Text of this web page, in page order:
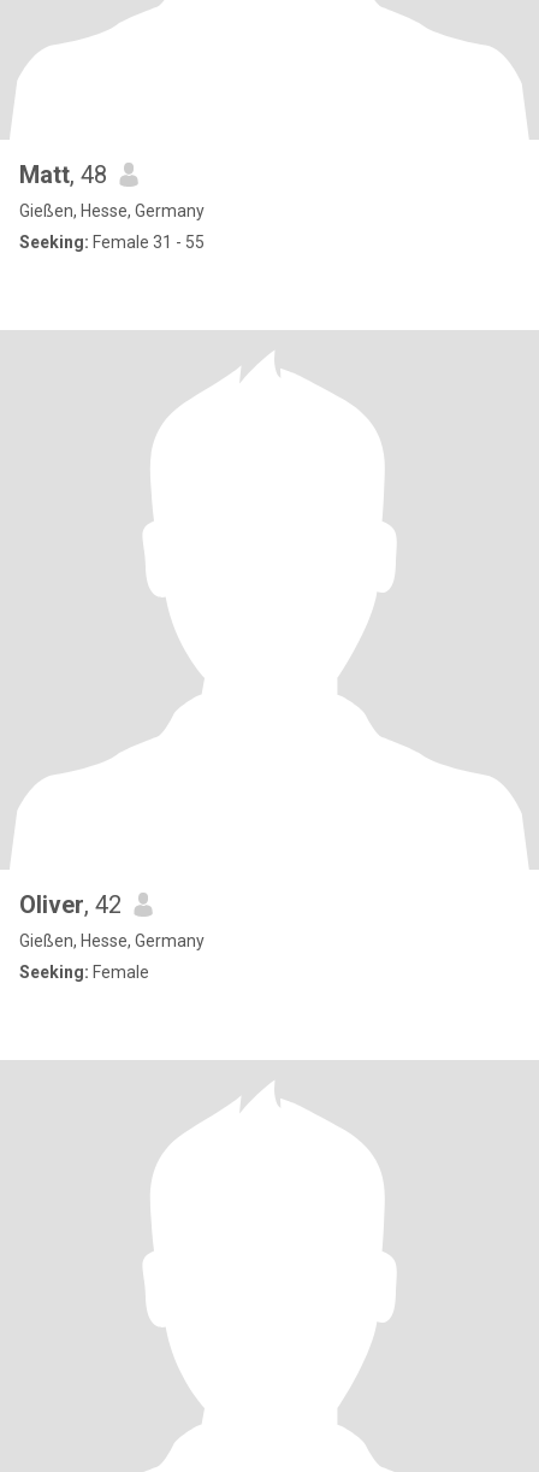
Matt, 48
Gießen, Hesse, Germany
Seeking: Female 31 - 55
Oliver, 42
Gießen, Hesse, Germany
Seeking: Female